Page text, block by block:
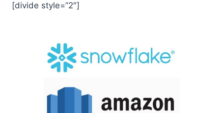
[divide style=”2″]